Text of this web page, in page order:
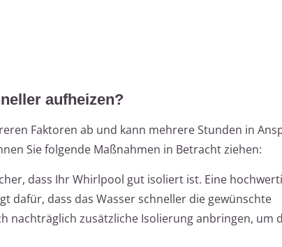
aufheizen?
Faktoren ab und kann mehrere Stunden in
Sie folgende Maßnahmen in Betracht ziehen:
dass Ihr Whirlpool gut isoliert ist. Eine
dafür, dass das Wasser schneller die gewünschte
nachträglich zusätzliche Isolierung anbringen, um